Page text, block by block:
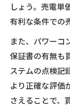
しょう。売電単
有利な条件での
また、パワーコ
保証書の有無も
ステムの点検記
より正確な評価
さえることで、